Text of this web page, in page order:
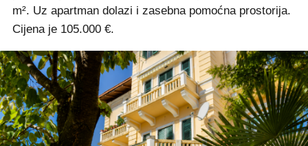
m². Uz apartman dolazi i zasebna pomoćna prostorija.
Cijena je 105.000 €.